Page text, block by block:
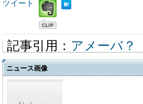
ツイート
記事引用： アメーバ？
ニュース画像